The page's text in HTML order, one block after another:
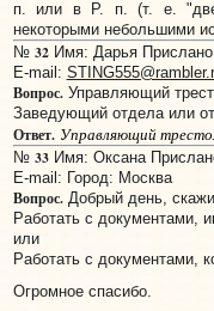
п. или в Р. п. (т. е. "две
некоторыми небольшими
№ 32Имя: Дарья
E-mail:
Вопрос.Управляющий
Заведующий отдела или
Ответ. Управляющий
№ 33Имя: Оксана
E-mail: Город: Москва
Вопрос.Добрый день,
Работать с документами,
или
Работать с документами,
Огромное спасибо.